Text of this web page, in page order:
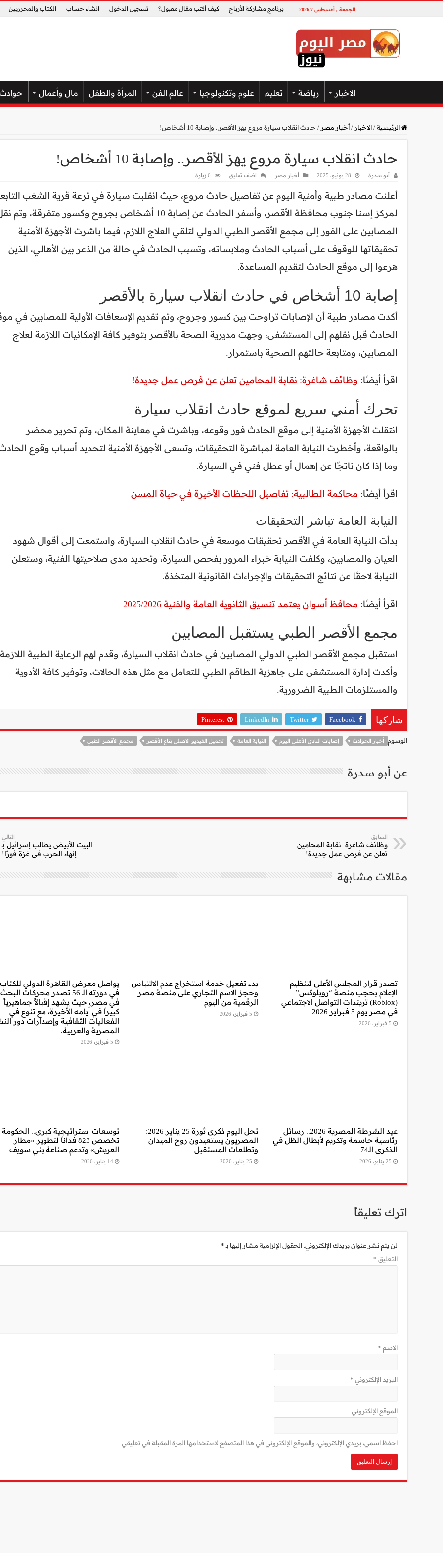
الجمعة , أغسطس 7 2026 برنامج مشاركة الأرباح كيف أكتب مقال مقبول؟ تسجيل الدخول انشاء حساب الكتاب والمحرريين
الاخبار رياضة تعليم علوم وتكنولوجيا عالم الفن المرأة والطفل مال وأعمال حوادث
الرئيسية/الاخبار /أخبار مصر / حادث انقلاب سيارة مروع يهز الأقصر.. وإصابة 10 أشخاص!
حادث انقلاب سيارة مروع يهز الأقصر.. وإصابة 10 أشخاص!
أبو سدرة 28 يونيو، 2025 أخبار مصر اضف تعليق 6 زيارة
أعلنت مصادر طبية وأمنية اليوم عن تفاصيل حادث مروع، حيث انقلبت سيارة في ترعة قرية الشغب
لمركز إسنا جنوب محافظة الأقصر، وأسفر الحادث عن إصابة 10 أشخاص بجروح وكسور متفرقة، وتم
المصابين على الفور إلى مجمع الأقصر الطبي الدولي لتلقي العلاج اللازم، فيما باشرت الأجهزة الأمنية
تحقيقاتها للوقوف على أسباب الحادث وملابساته، وتسبب الحادث في حالة من الذعر بين الأهالي، الذين
هرعوا إلى موقع الحادث لتقديم المساعدة.
إصابة 10 أشخاص في حادث انقلاب سيارة بالأقصر
أكدت مصادر طبية أن الإصابات تراوحت بين كسور وجروح، وتم تقديم الإسعافات الأولية للمصابين في
الحادث قبل نقلهم إلى المستشفى، وجهت مديرية الصحة بالأقصر بتوفير كافة الإمكانيات اللازمة لعلاج
المصابين، ومتابعة حالتهم الصحية باستمرار.
اقرأ أيضًا: وظائف شاغرة: نقابة المحامين تعلن عن فرص عمل جديدة!
تحرك أمني سريع لموقع حادث انقلاب سيارة
انتقلت الأجهزة الأمنية إلى موقع الحادث فور وقوعه، وباشرت في معاينة المكان، وتم تحرير محضر
بالواقعة، وأخطرت النيابة العامة لمباشرة التحقيقات، وتسعى الأجهزة الأمنية لتحديد أسباب وقوع
وما إذا كان ناتجًا عن إهمال أو عطل فني في السيارة.
اقرأ أيضًا: محاكمة الطالبية: تفاصيل اللحظات الأخيرة في حياة المسن
النيابة العامة تباشر التحقيقات
بدأت النيابة العامة في الأقصر تحقيقات موسعة في حادث انقلاب السيارة، واستمعت إلى أقوال شهود
العيان والمصابين، وكلفت النيابة خبراء المرور بفحص السيارة، وتحديد مدى صلاحيتها الفنية، وستعلن
النيابة لاحقًا عن نتائج التحقيقات والإجراءات القانونية المتخذة.
اقرأ أيضًا: محافظ أسوان يعتمد تنسيق الثانوية العامة والفنية 2025/2026
مجمع الأقصر الطبي يستقبل المصابين
استقبل مجمع الأقصر الطبي الدولي المصابين في حادث انقلاب السيارة، وقدم لهم الرعاية الطبية
وأكدت إدارة المستشفى على جاهزية الطاقم الطبي للتعامل مع مثل هذه الحالات، وتوفير كافة الأدوية
والمستلزمات الطبية الضرورية.
شاركها Facebook
Twitter
LinkedIn
Pinterest
الوسوم أخبار الحوادث إصابات النادي الأهلي اليوم النيابة العامة تحميل الفيديو الاصلى بتاع الأقصر مجمع الأقصر الطبي
عن أبو سدرة
السابق
وظائف شاغرة: نقابة المحامين
تعلن عن فرص عمل جديدة!
التالي
البيت الأبيض يطالب إسرائيل بـ
إنهاء الحرب في غزة فورًا!
مقالات مشابهة
تصدر قرار المجلس الأعلى لتنظيم
الإعلام بحجب منصة “روبلوكس”
(Roblox) تريندات التواصل الاجتماعي
في مصر يوم 5 فبراير 2026
5 فبراير، 2026
بدء تفعيل خدمة استخراج عدم الالتباس
وحجز الاسم التجاري على منصة مصر
الرقمية من اليوم
5 فبراير، 2026
يواصل معرض القاهرة الدولي للكتاب
في دورته الـ 56 تصدر محركات البحث
في مصر، حيث يشهد إقبالاً جماهيرياً
كبيراً في أيامه الأخيرة، مع تنوع في
الفعاليات الثقافية وإصدارات دور
المصرية والعربية.
5 فبراير، 2026
عيد الشرطة المصرية 2026.. رسائل
رئاسية حاسمة وتكريم لأبطال الظل في
الذكرى الـ74
25 يناير، 2026
تحل اليوم ذكرى ثورة 25 يناير 2026:
المصريون يستعيدون روح الميدان
وتطلعات المستقبل
25 يناير، 2026
توسعات استراتيجية كبرى.. الحكومة
تخصص 823 فداناً لتطوير «مطار
العريش» وتدعم صناعة بني سويف
14 يناير، 2026
اترك تعليقاً
لن يتم نشر عنوان بريدك الإلكتروني. الحقول الإلزامية مشار إليها بـ*
التعليق *
الاسم *
البريد الإلكتروني *
الموقع الإلكتروني
احفظ اسمي، بريدي الإلكتروني، والموقع الإلكتروني في هذا المتصفح لاستخدامها المرة المقبلة في تعليقي.